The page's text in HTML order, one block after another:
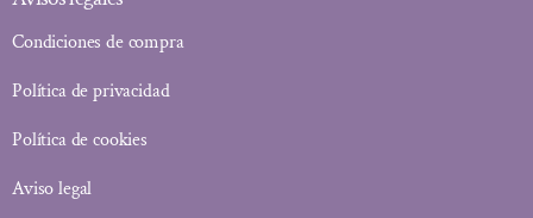
Condiciones de compra
Política de privacidad
Política de cookies
Aviso legal